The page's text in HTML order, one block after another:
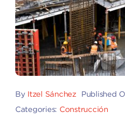
By Itzel Sánchez
Published
Categories: Construcción